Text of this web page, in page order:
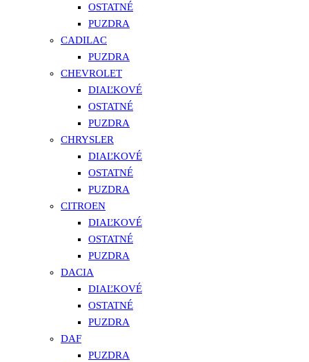
OSTATNÉ
PUZDRA
CADILAC
PUZDRA
CHEVROLET
DIAĽKOVÉ
OSTATNÉ
PUZDRA
CHRYSLER
DIAĽKOVÉ
OSTATNÉ
PUZDRA
CITROEN
DIAĽKOVÉ
OSTATNÉ
PUZDRA
DACIA
DIAĽKOVÉ
OSTATNÉ
PUZDRA
DAF
PUZDRA